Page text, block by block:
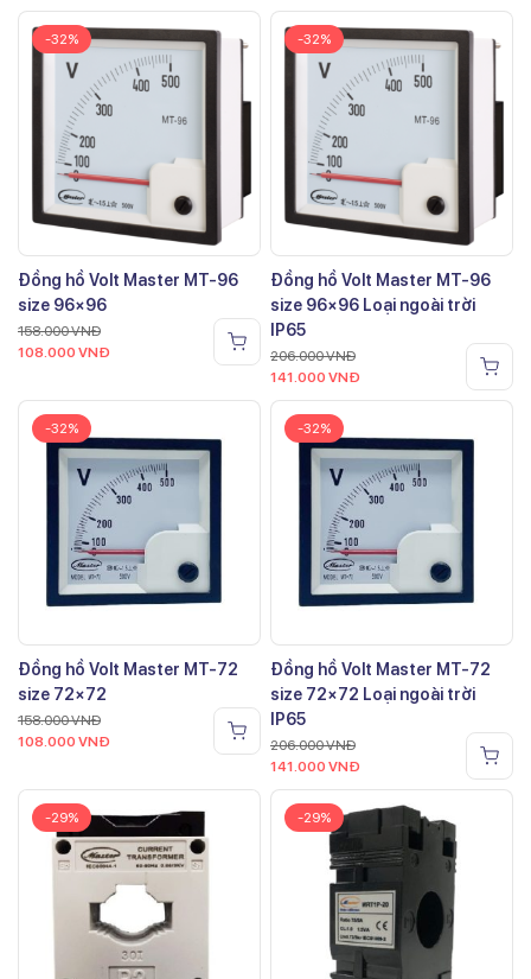
-32%
Đồng hồ Volt Master MT-96
size 96×96
158.000VNĐ
108.000 VNĐ
-32%
Đồng hồ Volt Master MT-96
size 96×96 Loại ngoài trời
IP65
206.000VNĐ
141.000 VNĐ
-32%
Đồng hồ Volt Master MT-72
size 72×72
158.000VNĐ
108.000 VNĐ
-32%
Đồng hồ Volt Master MT-72
size 72×72 Loại ngoài trời
IP65
206.000VNĐ
141.000 VNĐ
-29% -29%